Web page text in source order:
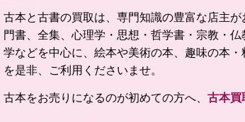
古本と古書の買取は、専門知識の豊富な店主
門書、全集、心理学・思想・哲学書・宗教・
学などを中心に、絵本や美術の本、趣味の本
を是非、ご利用くださいませ。
古本をお売りになるのが初めての方へ、 古本買